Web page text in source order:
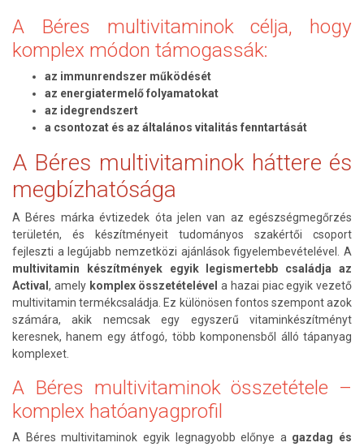
A Béres multivitaminok célja, hogy
komplex módon támogassák:
az immunrendszer működését
az energiatermelő folyamatokat
az idegrendszert
a csontozat és az általános vitalitás fenntartását
A Béres multivitaminok háttere és
megbízhatósága
A Béres márka évtizedek óta jelen van az egészségmegőrzés
területén, és készítményeit tudományos szakértői csoport
fejleszti a legújabb nemzetközi ajánlások figyelembevételével. A
multivitamin készítmények egyik legismertebb családja az
Actival , amely komplex összetételével a hazai piac egyik vezető
multivitamin termékcsaládja. Ez különösen fontos szempont azok
számára, akik nemcsak egy egyszerű vitaminkészítményt
keresnek, hanem egy átfogó, több komponensből álló tápanyag
komplexet.
A Béres multivitaminok összetétele –
komplex hatóanyagprofil
A Béres multivitaminok egyik legnagyobb előnye a gazdag és